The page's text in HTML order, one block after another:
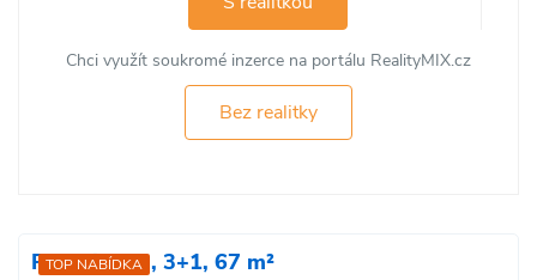
Chci využít soukromé inzerce na portálu RealityMIX.cz
Bez realitky
TOP NABÍDKA
Prodej bytu, 3+1, 67 m²